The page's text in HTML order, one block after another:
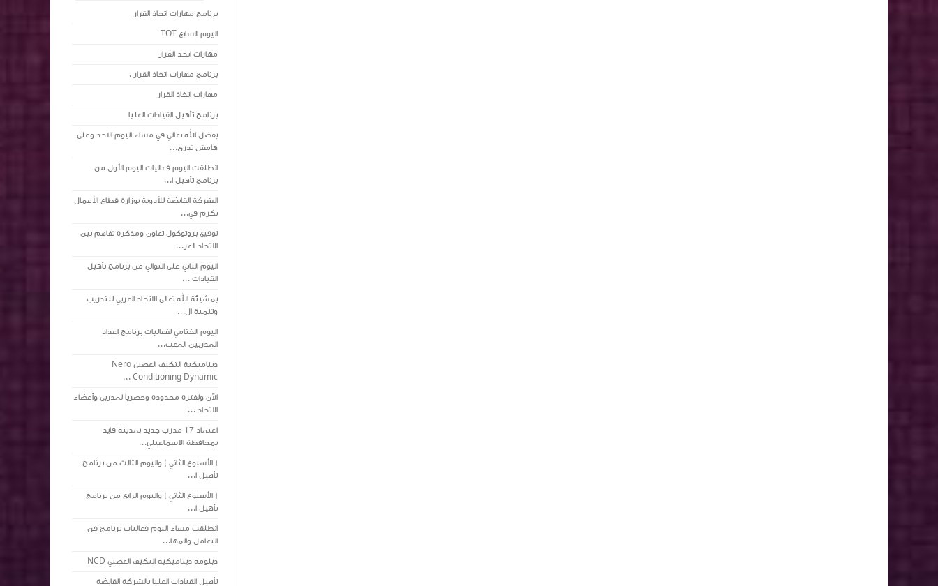
برنامج مهارات اتخاذ القرار
اليوم السابع TOT
مهارات اتخذ القرار
برنامج مهارات اتخاذ القرار .
مهارات اتخاذ القرار
برنامج تأهيل القيادات العليا
بفضل الله تعالي في مساء اليوم الاحد وعلى
هامش تدري...
انطلقت اليوم فعاليات اليوم الأول من
برنامج تأهيل ا...
الشركة القابضة للأدوية بوزارة قطاع الأعمال
تكرم قي...
توقيع بروتوكول تعاون ومذكرة تفاهم بين
الاتحاد العر...
اليوم الثاني على التوالي من برنامج تأهيل
القيادات ...
بمشيئة الله تعالى الاتحاد العربي للتدريب
وتنمية ال...
اليوم الختامي لفعاليات برنامج اعداد
المدربين المعت...
ديناميكية التكيف العصبي Nero
Conditioning Dynamic ...
‏الآن ولفترة محدودة وحصرياً لمدربي وأعضاء
الاتحاد ...
اعتماد 17 مدرب جديد بمدينة فايد
بمحافظة الاسماعيلي...
( الأسبوع الثاني ) واليوم الثالث من برنامج
تأهيل ا...
( الأسبوع الثاني ) واليوم الرابع من برنامج
تأهيل ا...
انطلقت مساء اليوم فعاليات برنامج فن
التعامل والمها...
دبلومة ديناميكية التكيف العصبي NCD
تأهيل القيادات العليا بالشركة القابضة